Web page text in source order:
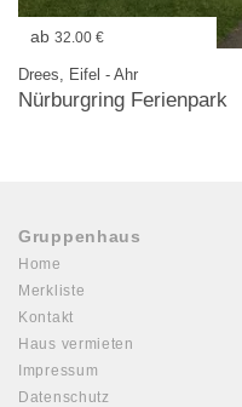
ab 32.00 €
Drees, Eifel - Ahr
Nürburgring Ferienpark
Gruppenhaus
Home
Merkliste
Kontakt
Haus vermieten
Impressum
Datenschutz